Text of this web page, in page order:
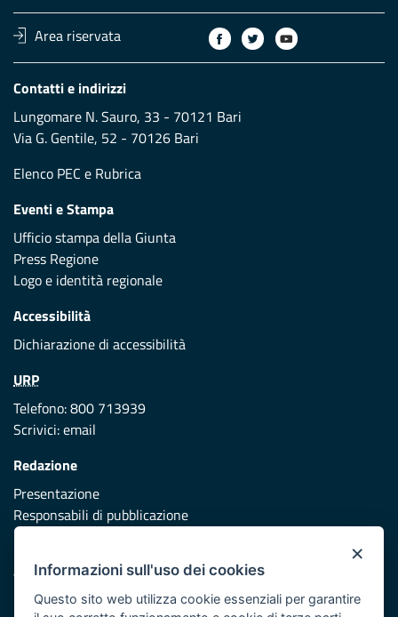
Area riservata
Contatti e indirizzi
Lungomare N. Sauro, 33 - 70121 Bari
Via G. Gentile, 52 - 70126 Bari
Elenco PEC e Rubrica
Eventi e Stampa
Ufficio stampa della Giunta
Press Regione
Logo e identità regionale
Accessibilità
Dichiarazione di accessibilità
URP
Telefono: 800 713939
Scrivici:email
Redazione
Presentazione
Responsabili di pubblicazione
Vai al sito di Protezione Civile Puglia
×
Informazioni sull'uso dei cookies
Questo sito web utilizza cookie essenziali per garantire